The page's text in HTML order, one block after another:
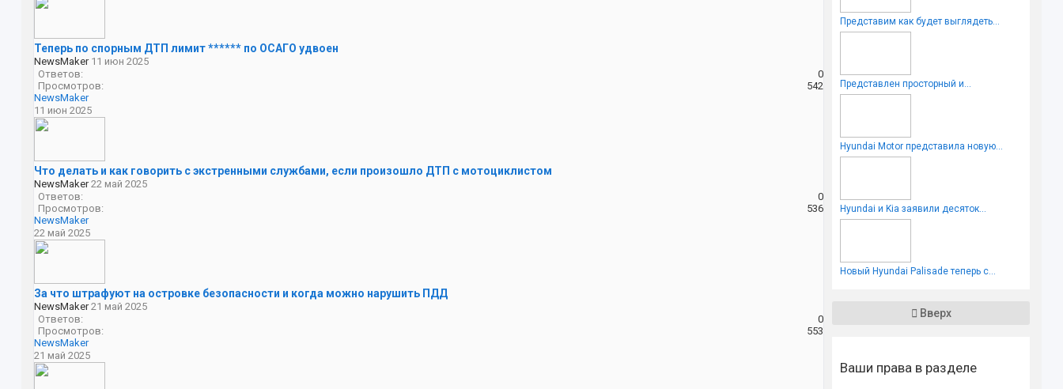
Теперь по спорным ДТП лимит ****** по ОСАГО удвоен
NewsMaker 11 июн 2025
Ответов:
0
Просмотров:
542
NewsMaker
11 июн 2025
Что делать и как говорить с экстренными службами, если произошло ДТП с мотоциклистом
NewsMaker 22 май 2025
Ответов:
0
Просмотров:
536
NewsMaker
22 май 2025
За что штрафуют на островке безопасности и когда можно нарушить ПДД
NewsMaker 21 май 2025
Ответов:
0
Просмотров:
553
NewsMaker
21 май 2025
Представим как будет выглядеть...
Представлен просторный и...
Hyundai Motor представила новую...
Hyundai и Kia заявили десяток...
Новый Hyundai Palisade теперь с...
Вверх
Ваши права в разделе